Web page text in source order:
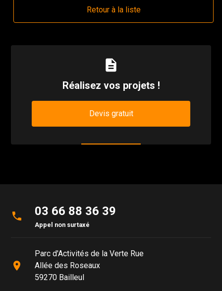
Retour à la liste
description
Réalisez vos projets !
Devis gratuit
phone 03 66 88 36 39
Appel non surtaxé
place
Parc d'Activités de la Verte Rue
Allée des Roseaux
59270 Bailleul